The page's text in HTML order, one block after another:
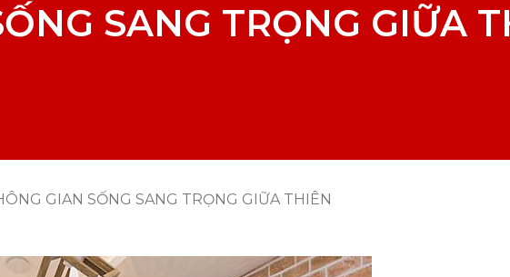
SANG TRỌNG GIỮA
GIAN SỐNG SANG TRỌNG GIỮA THIÊN